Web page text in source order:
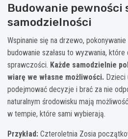
Budowanie pewności
samodzielności
Wspinanie się na drzewo,
budowanie szałasu to wyzwania,
sprawczości. Każde samodzielnie
wiarę we własne możliwości. Dzieci
podejmować decyzje i brać za nie
naturalnym środowisku mają
w tempie, które sami wybierają.
Przykład: Czteroletnia Zosia